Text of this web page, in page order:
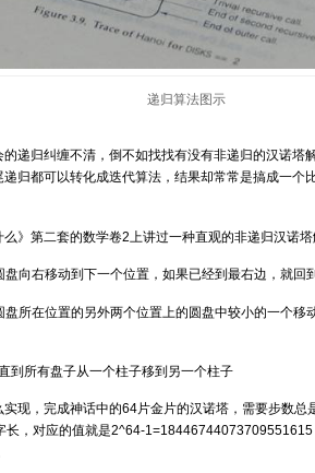
递归算法图示
的递归纠缠不清，倒不如找找有没有非递归的汉诺塔
归都可以转化成迭代算法，结果却常常是搞成一个
么》第二套的数学卷2上讲过一种直观的非递归汉诺
盘向右移动到下一个位置，如果已经到最右边，就回
盘所在位置的另外两个位置上的圆盘中较小的一个移
到所有盘子从一个柱子移到另一个柱子
实现，完成神话中的64片金片的汉诺塔，需要步数总
长，对应的值就是2^64-